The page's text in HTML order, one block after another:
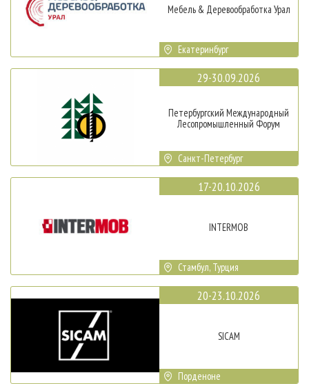
Мебель & Деревообработка Урал
Екатеринбург
29-30.09.2026
Петербургский Международный
Лесопромышленный Форум
Санкт-Петербург
17-20.10.2026
INTERMOB
Стамбул, Турция
20-23.10.2026
SICAM
Порденоне